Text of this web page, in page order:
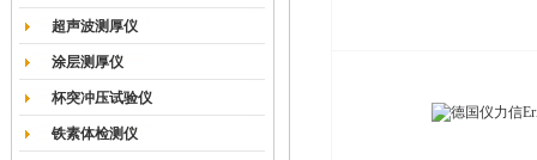
超声波测厚仪
涂层测厚仪
杯突冲压试验仪
铁素体检测仪